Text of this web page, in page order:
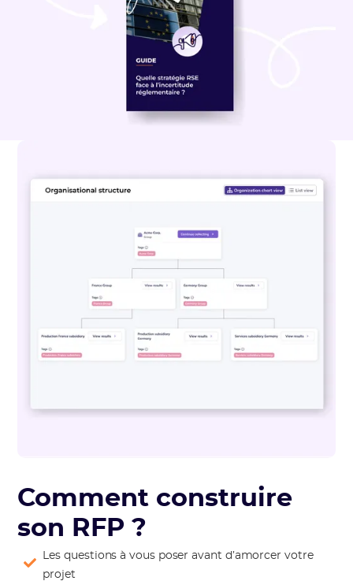
Comment construire
son RFP ?
Les questions à vous poser avant d’amorcer votre
projet